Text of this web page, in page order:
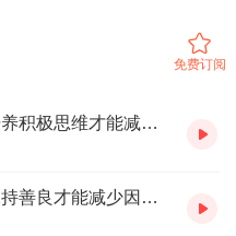
免费订阅
别让不好意思害了你 91 怎样培养积极思维才能减轻因不好意思而消极自卑
别让不好意思害了你 92 怎样保持善良才能减少因不好意思而产生恶意